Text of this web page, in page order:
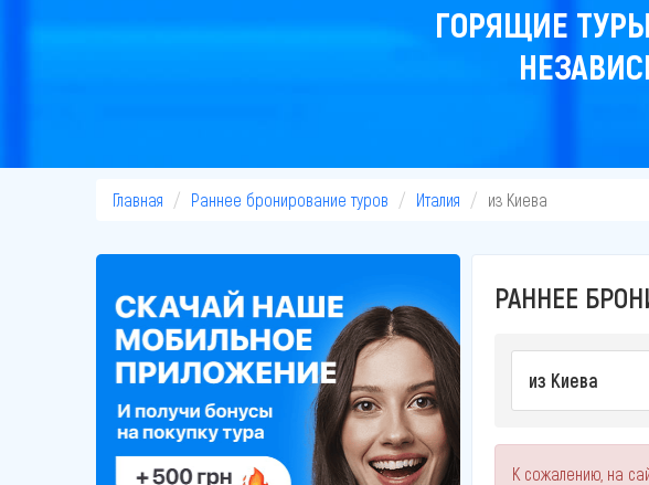
ГОРЯЩИЕ
Главная Раннее бронирование туров Италия из Киева
РАННЕЕ
из Киева
К сожалению, на